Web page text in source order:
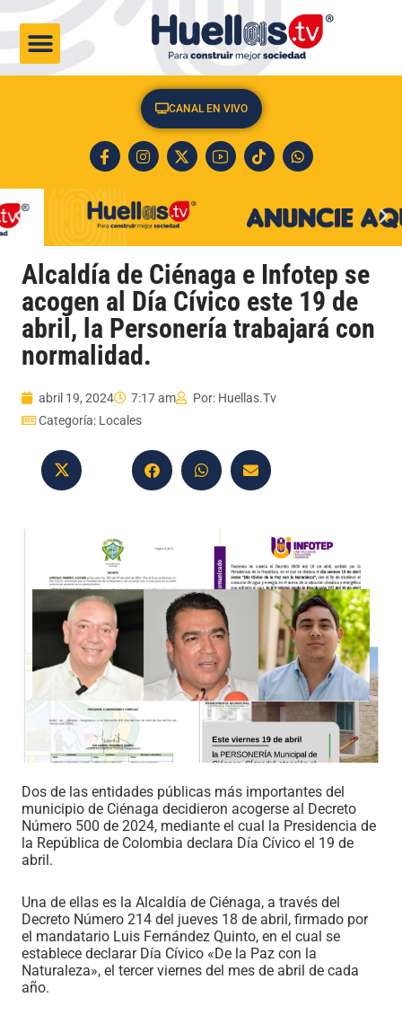
CANAL EN VIVO
Alcaldía de Ciénaga e Infotep se
acogen al Día Cívico este 19 de
abril, la Personería trabajará con
normalidad.
abril 19, 2024 7:17 am Por: Huellas.Tv
Categoría: Locales
Dos de las entidades públicas más importantes del
municipio de Ciénaga decidieron acogerse al Decreto
Número 500 de 2024, mediante el cual la Presidencia de
la República de Colombia declara Día Cívico el 19 de
abril.
Una de ellas es la Alcaldía de Ciénaga, a través del
Decreto Número 214 del jueves 18 de abril, firmado por
el mandatario Luis Fernández Quinto, en el cual se
establece declarar Día Cívico «De la Paz con la
Naturaleza», el tercer viernes del mes de abril de cada
año.